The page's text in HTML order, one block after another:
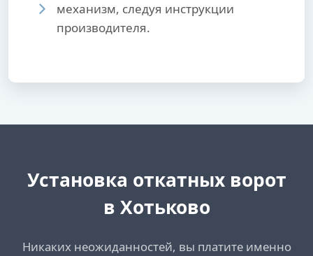
механизм, следуя инструкции
производителя.
Установка откатных ворот
в Хотьково
Никаких неожиданностей, вы платите именно